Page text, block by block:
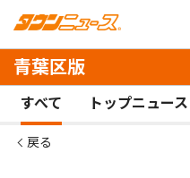
青葉区版
すべて トップニュース
戻る